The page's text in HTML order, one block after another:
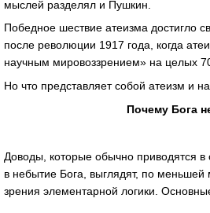
мыслей разделял и Пушкин.
Победное шествие атеизма достигло
после революции 1917 года, когда
научным мировоззрением» на целых
Но что представляет собой атеизм и
Почему Бога
Доводы, которые обычно приводятся
в небытие Бога, выглядят, по
зрения элементарной логики.